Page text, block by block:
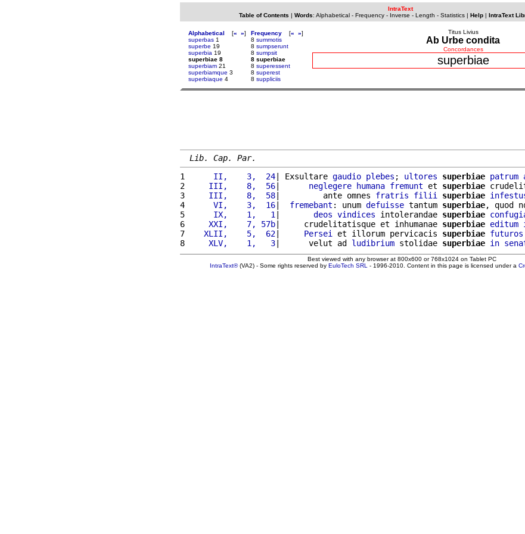
IntraText
Table of Contents | Words: Alphabetical- Frequency- Inverse - Length - Statistics| Help| IntraText
Alphabetical [« »]
superbas 1
superbe 19
superbia 19
superbiae 8
superbiam 21
superbiamque 3
superbiaque 4
Frequency [« »]
8 summotis
8 sumpserunt
8 sumpsit
8 superbiae
8 superessent
8 superest
8 suppliciis
Titus Livius
Ab Urbe condita
Concordances
superbiae
Lib. Cap. Par.
1
     II,    3,  24
| Exsultare gaudio plebes ; ultores superbiae patrum
2
    III,    8,  56
| neglegere humana fremunt et superbiae
3
    III,    8,  58
|         ante omnes fratris filii superbiae
4
     VI,    3,  16
| fremebant : unum defuisse tantum superbiae, quod
5
     IX,    1,   1
| deos vindices intolerandae superbiae
6
    XXI,    7, 57b
|     crudelitatisque et inhumanae superbiae editum
7
   XLII,    5,  62
| Persei et illorum pervicacis superbiae futuros
8
    XLV,    1,   3
|      velut ad ludibrium stolidae superbiae in
Best viewed with any browser at 800x600 or 768x1024 on Tablet PC
IntraText®(VA2) - Some rights reserved by EuloTech SRL - 1996-2010. Content in this page is licensed under a